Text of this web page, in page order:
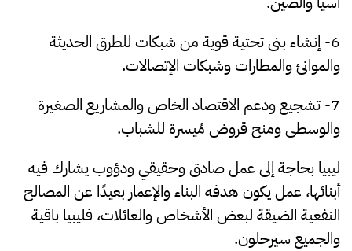
6- إنشاء بنى تحتية قوية من شبكات للطرق الحديثة
والموانئ والمطارات وشبكات الإتصالات.
7- تشجيع ودعم الاقتصاد الخاص والمشاريع الصغيرة
والوسطى ومنح قروض مُيسرة للشباب.
ليبيا بحاجة إلى عمل صادق وحقيقي ودؤوب يشارك فيه
أبنائها، عمل يكون هدفه البناء والإعمار بعيدًا عن المصالح
النفعية الضيقة لبعض الأشخاص والعائلات، فليبيا باقية
والجميع سيرحلون.